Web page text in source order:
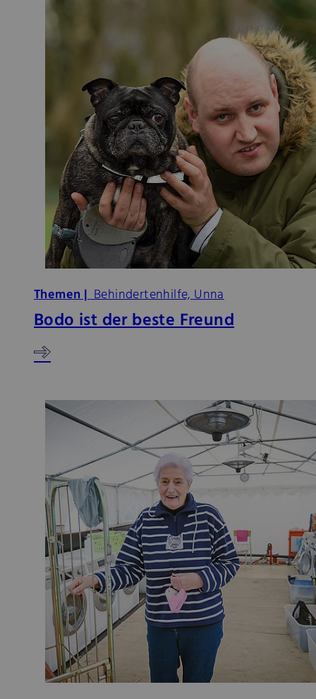
Themen |Behindertenhilfe, Unna
Bodo ist der beste Freund